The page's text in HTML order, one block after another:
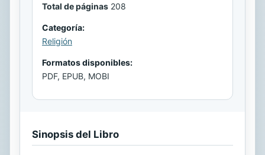
Total de páginas 208
Categoría:
Religión
Formatos disponibles:
PDF, EPUB, MOBI
Sinopsis del Libro